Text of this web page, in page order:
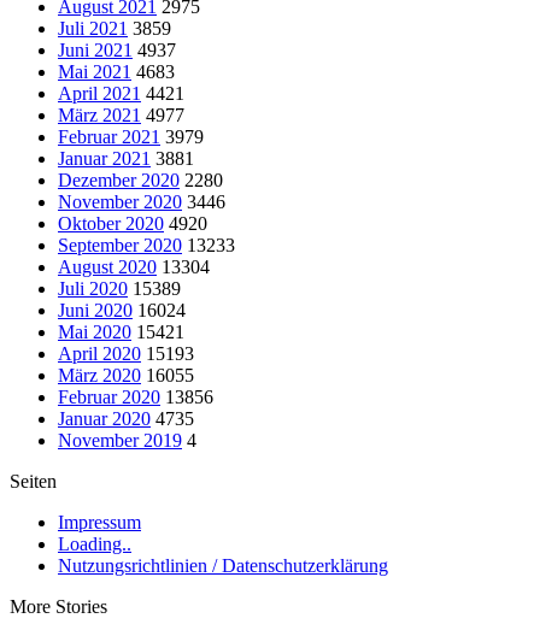
August 2021 2975
Juli 2021 3859
Juni 2021 4937
Mai 2021 4683
April 2021 4421
März 2021 4977
Februar 2021 3979
Januar 2021 3881
Dezember 2020 2280
November 2020 3446
Oktober 2020 4920
September 2020 13233
August 2020 13304
Juli 2020 15389
Juni 2020 16024
Mai 2020 15421
April 2020 15193
März 2020 16055
Februar 2020 13856
Januar 2020 4735
November 2019 4
Seiten
Impressum
Loading..
Nutzungsrichtlinien / Datenschutzerklärung
More Stories